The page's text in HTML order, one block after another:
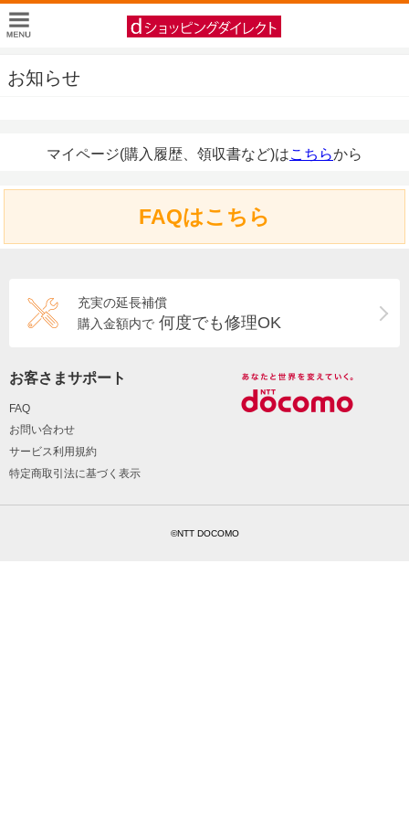
お知らせ
マイページ(購入履歴、領収書など)はこちらから
FAQはこちら
充実の延長補償
購入金額内で 何度でも修理OK
お客さまサポート
FAQ
お問い合わせ
サービス利用規約
特定商取引法に基づく表示
©NTT DOCOMO